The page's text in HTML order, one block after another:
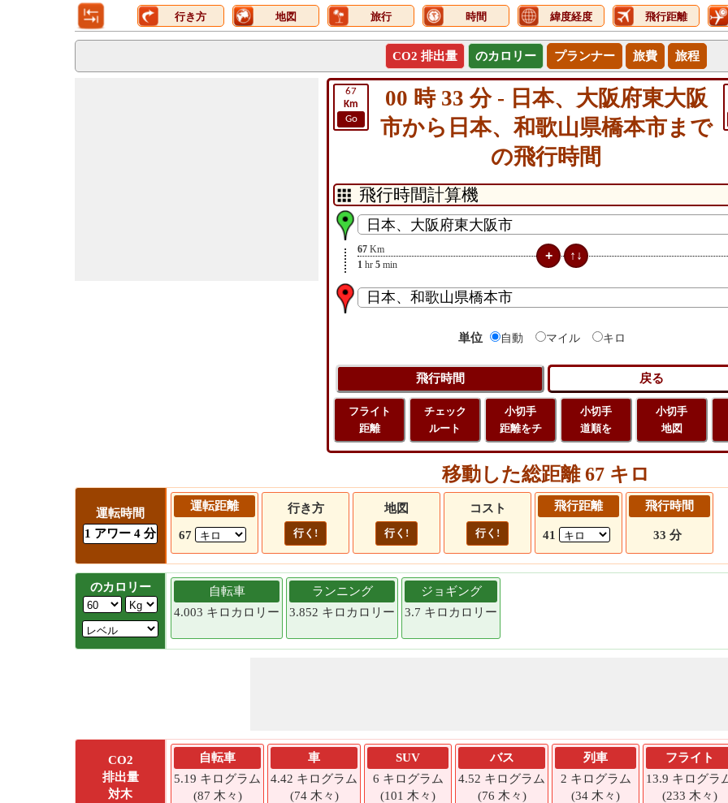
行き方 地図 旅行 時間 緯度経度 飛行距離
CO2 排出量 のカロリー プランナー 旅費 旅程
67
Km
Go
00 時 33 分 - 日本、大阪府東大阪
市から日本、和歌山県橋本市まで
の飛行時間
67 Km
1 hr 5 min
単位 自動 マイル キロ
フライト
距離
チェック
ルート
小切手
距離をチ
小切手
道順を
小切手
地図
移動した総距離 67 キロ
運転時間
1 アワー 4 分
運転距離
67
行き方
行く!
地図
行く!
コスト
行く!
飛行距離
41
飛行時間
33 分
のカロリー
自転車
4.003 キロカロリー
ランニング
3.852 キロカロリー
ジョギング
3.7 キロカロリー
CO2
排出量
対木
自転車
5.19 キログラム
(87 木々)
車
4.42 キログラム
(74 木々)
SUV
6 キログラム
(101 木々)
バス
4.52 キログラム
(76 木々)
列車
2 キログラム
(34 木々)
フライト
13.9 キログラ
(233 木々)